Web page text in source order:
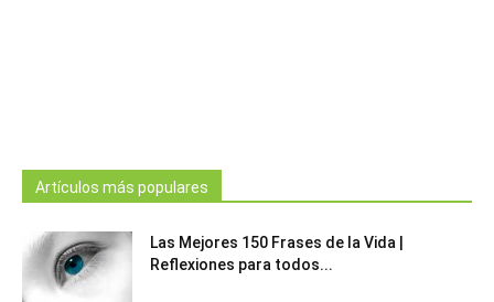
Artículos más populares
Las Mejores 150 Frases de la Vida |
Reflexiones para todos...